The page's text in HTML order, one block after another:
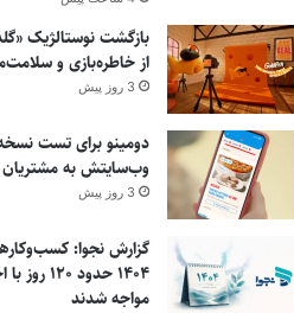
بازگشت نوستالژیک
از خاطره‌بازی و
3 روز پیش
دومینو برای تست
وب‌سایتش به
3 روز پیش
گزارش نجوا:
۱۴۰۴ حدود
مواجه شدند